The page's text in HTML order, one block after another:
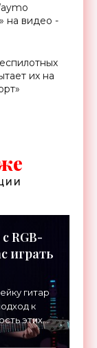
на видео -
их на
RGB-
играть
гитар
к
этих